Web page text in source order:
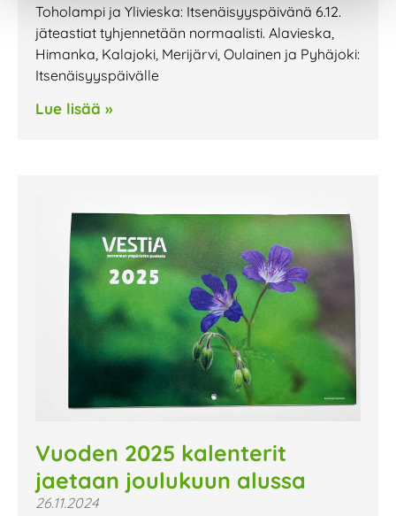
Toholampi ja Ylivieska: Itsenäisyyspäivänä 6.12.
jäteastiat tyhjennetään normaalisti. Alavieska,
Himanka, Kalajoki, Merijärvi, Oulainen ja Pyhäjoki:
Itsenäisyyspäivälle
Lue lisää »
Vuoden 2025 kalenterit
jaetaan joulukuun alussa
26.11.2024